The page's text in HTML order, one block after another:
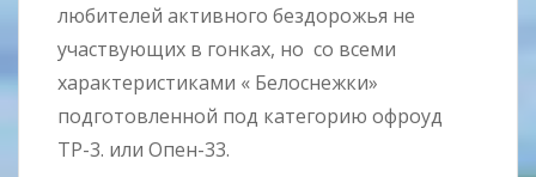
любителей активного бездорожья не
участвующих в гонках, но со всеми
характеристиками « Белоснежки»
подготовленной под категорию офроуд
ТР-3. или Опен-33.